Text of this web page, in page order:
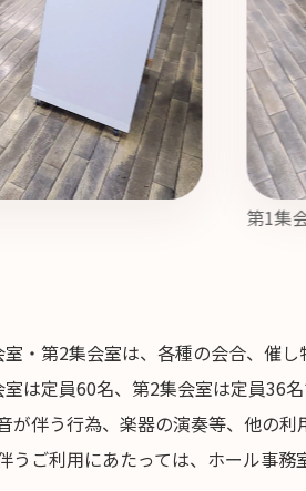
第1集
・第2集会室は、各種の会合、催
は定員60名、第2集会室は定員36
が伴う行為、楽器の演奏等、他の
うご利用にあたっては、ホール事務